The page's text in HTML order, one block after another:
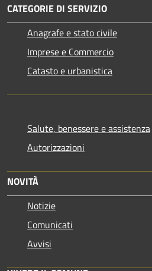
CATEGORIE DI SERVIZIO
Anagrafe e stato civile
Imprese e Commercio
Catasto e urbanistica
Salute, benessere e assistenza
Autorizzazioni
NOVITÀ
Notizie
Comunicati
Avvisi